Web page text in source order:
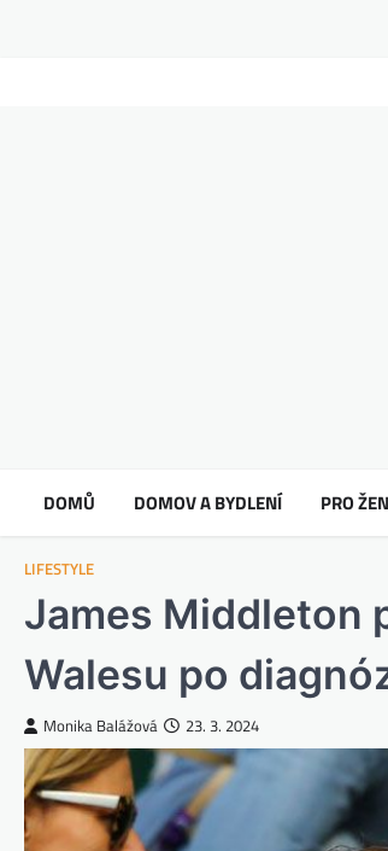
DOMŮ DOMOV A BYDLENÍ PRO
LIFESTYLE
James Middleton
Walesu po
Monika Balážová 23. 3. 2024